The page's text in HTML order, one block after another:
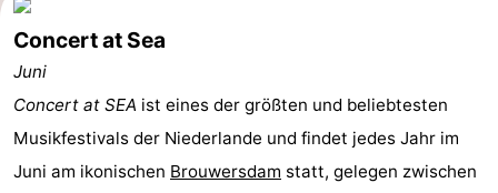
Concert at Sea
Juni
Concert at SEA ist eines der größten und beliebtesten
Musikfestivals der Niederlande und findet jedes Jahr im
Juni am ikonischen Brouwersdam statt, gelegen zwischen